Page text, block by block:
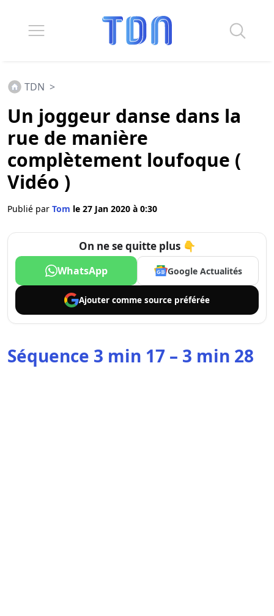
TDN >
Un joggeur danse dans la
rue de manière
complètement loufoque (
Vidéo )
Publié par Tom le 27 Jan 2020 à 0:30
On ne se quitte plus 👇
WhatsApp Google Actualités
Ajouter comme source préférée
Séquence 3 min 17 – 3 min 28